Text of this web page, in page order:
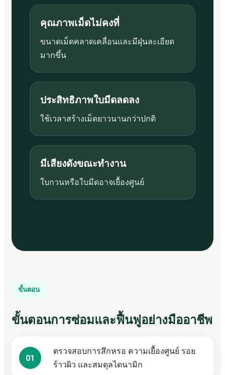
คุณภาพเม็ดไม่คงที่
ขนาดเม็ดคลาดเคลื่อนและมีฝุ่นละเอียด
มากขึ้น
ประสิทธิภาพใบมีดลดลง
ใช้เวลาสร้างเม็ดยาวนานกว่าปกติ
มีเสียงดังขณะทำงาน
ใบกวนหรือใบมีดอาจเยื้องศูนย์
ขั้นตอน
ขั้นตอนการซ่อมและฟื้นฟูอย่างมืออาชีพ
01
ตรวจสอบการสึกหรอ ความเยื้องศูนย์ รอย
ร้าวผิว และสมดุลไดนามิก